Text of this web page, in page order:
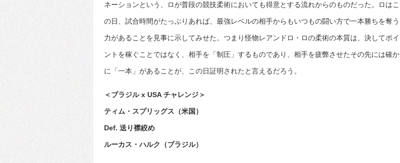
ネーションという、ロが普段の競技柔術においても得意とする流れからのものだった。ロはこ
の日、試合時間がたっぷりあれば、最強レベルの相手からもいつもの闘い方で一本勝ちを奪う
力があることを見事に示してみせた。つまり怪物レアンドロ・ロの柔術の本質は、決してポイ
ントを稼ぐことではなく、相手を「制圧」するものであり、相手を疲弊させたその先には確か
に「一本」があることが、この日証明されたと言えるだろう。
＜ブラジル x USA チャレンジ＞
ティム・スプリッグス（米国）
Def. 送り襟絞め
ルーカス・ハルク（ブラジル）